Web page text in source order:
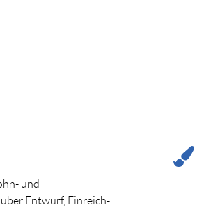
und
Entwurf, Einreich-